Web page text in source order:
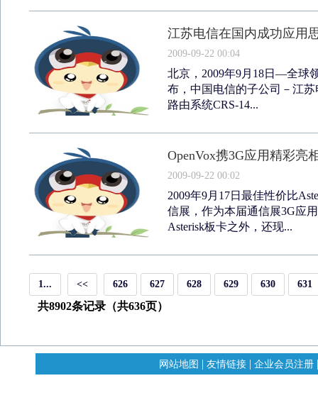
江苏电信在国内成功应用
2009-09-22 00:04
北京，2009年9月18日—全
布，中国电信的子公司－江
路由系统CRS-14...
OpenVox携3G应用精彩亮
2009-09-22 00:02
2009年9月17日最佳性价比
信展，作为本届通信展3G应
Asterisk板卡之外，还现...
1... << 626 627 628 629 630 631
共8902条记录（共636页）
网站地图 | 友情链接 | 企业会员注册